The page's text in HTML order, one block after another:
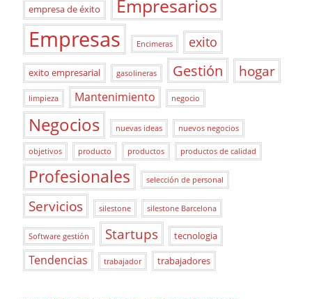
empresa de éxito Empresarios
Empresas Encimeras exito
exito empresarial gasolineras Gestión hogar
limpieza Mantenimiento negocio
Negocios nuevas ideas nuevos negocios
objetivos producto productos productos de calidad
Profesionales selección de personal
Servicios silestone silestone Barcelona
Software gestión Startups tecnologia
Tendencias trabajador trabajadores